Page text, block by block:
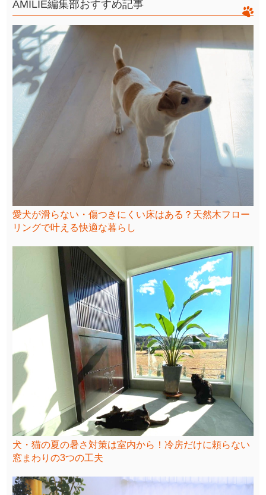
AMILIE編集部おすすめ記事
愛犬が滑らない・傷つきにくい床はある？天然木フロー
リングで叶える快適な暮らし
犬・猫の夏の暑さ対策は室内から！冷房だけに頼らない
窓まわりの3つの工夫